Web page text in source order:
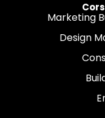
Marketing
Design